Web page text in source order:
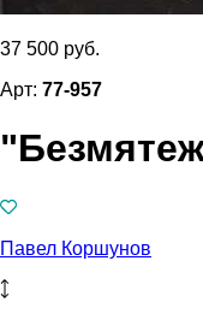
37 500 руб.
Арт: 77-957
Павел Коршунов